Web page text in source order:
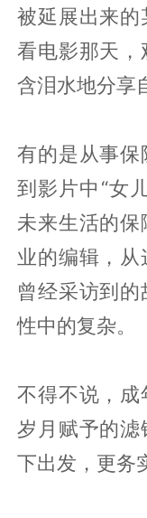
被延展出来
看电影那天，
含泪水地分享
有的是从事
到影片中“女
未来生活的
业的编辑，
曾经采访到的
性中的复杂。
不得不说，
岁月赋予的滤
下出发，更务